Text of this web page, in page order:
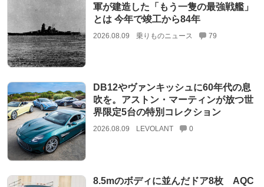
軍が建造した「もう一隻の最強戦艦」
とは 今年で竣工から84年
2026.08.09 乗りものニュース 79
DB12やヴァンキッシュに60年代の息
吹を。アストン・マーティンが放つ世
界限定5台の特別コレクション
2026.08.09 LEVOLANT 0
8.5mのボディに並んだドア8枚 AQC